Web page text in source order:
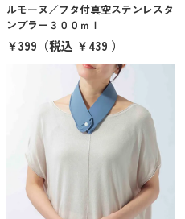
アウトドア・旅行・レジャー
キーホルダ
バスグッズ
お掃除グッズ
グルメ・食品
雑貨
ルモーヌ／フタ付真空ステンレスタ
ンブラー３００ｍｌ
￥399 （税込 ￥439 ）